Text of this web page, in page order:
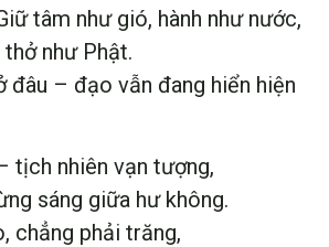
tâm như gió, hành như nước,
như Phật.
đâu – đạo vẫn đang hiển hiện
tịch nhiên vạn tượng,
sáng giữa hư không.
chẳng phải trăng,